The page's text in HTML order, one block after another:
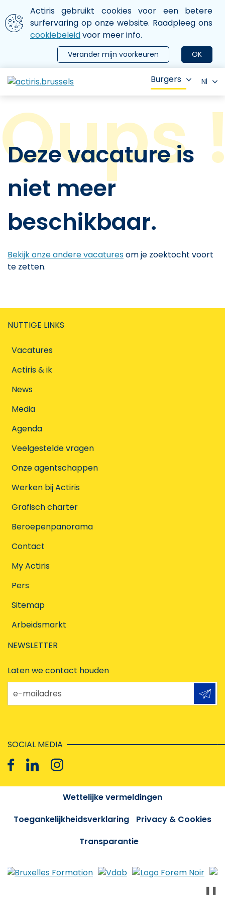
Aller au contenu principal
We gebruiken cookies
Actiris gebruikt cookies voor een betere
surfervaring op onze website. Raadpleeg ons
cookiebeleidvoor meer info.
OK
Verander mijn voorkeuren
le menu
Burgers Nl
Deze vacature is
niet meer
beschikbaar.
Bekijk onze andere vacaturesom je zoektocht voort
te zetten.
NUTTIGE LINKS
Vacatures
Actiris & ik
News
Media
Agenda
Veelgestelde vragen
Onze agentschappen
Werken bij Actiris
Grafisch charter
Beroepenpanorama
Contact
My Actiris
Pers
Sitemap
Arbeidsmarkt
NEWSLETTER
Laten we contact houden
e-mailadres
SOCIAL MEDIA
Wettelijke vermeldingen
Toegankelijkheidsverklaring
Privacy & Cookies
Transparantie
❚❚